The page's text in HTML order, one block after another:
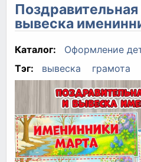
Поздравительная
вывеска
Каталог:
Оформление
Тэг:
вывеска грамота